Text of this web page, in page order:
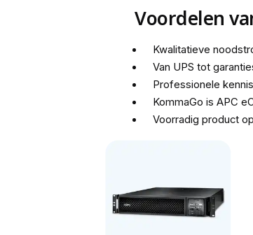
Voordelen
Kwalitatieve
Van UPS tot
Professionele
KommaGo is APC
Voorradig product